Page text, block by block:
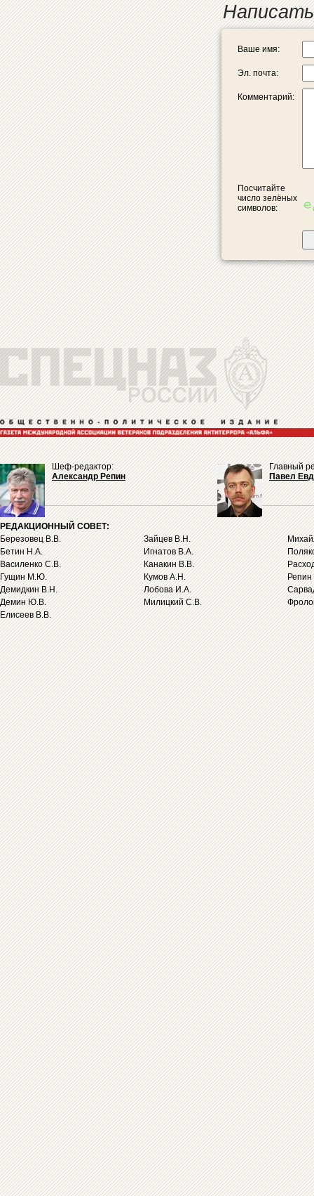
Ваше имя:
Эл. почта:
Комментарий:
Посчитайте
число зелёных
символов:
Шеф-редактор:
Александр Репин
Главный
Павел
РЕДАКЦИОННЫЙ СОВЕТ:
Березовец В.В.
Бетин Н.А.
Василенко С.В.
Гущин М.Ю.
Демидкин В.Н.
Демин Ю.В.
Елисеев В.В.
Зайцев В.Н.
Игнатов В.А.
Канакин В.В.
Кумов А.Н.
Лобова И.А.
Милицкий С.В.
Репин